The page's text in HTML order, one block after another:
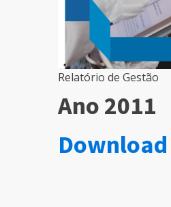
Relatório de Gestão
Ano 2011
Download